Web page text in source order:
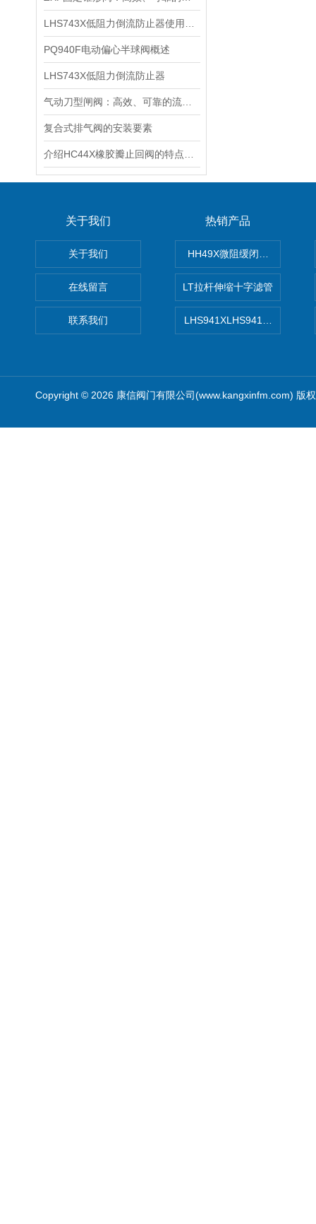
PQ940F电动偏心半球阀概述
LHS743X低阻力倒流防止器
复合式排气阀的安装要素
关于我们
关于我们
在线留言
联系我们
热销产品
HH49X微阻缓闭蝶式止回阀
LT拉杆伸缩十字滤管
LHS941XLHS941X调压调流
Copyright © 2026 康信阀门有限公司(www.kangxinfm.com) 版